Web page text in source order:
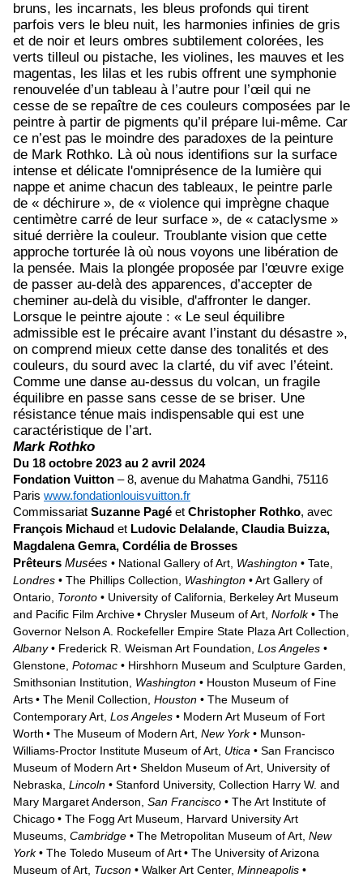
bruns, les incarnats, les bleus profonds qui tirent
parfois vers le bleu nuit, les harmonies infinies de gris
et de noir et leurs ombres subtilement colorées, les
verts tilleul ou pistache, les violines, les mauves et les
magentas, les lilas et les rubis offrent une symphonie
renouvelée d’un tableau à l’autre pour l’œil qui ne
cesse de se repaître de ces couleurs composées par le
peintre à partir de pigments qu’il prépare lui-même. Car
ce n’est pas le moindre des paradoxes de la peinture
de Mark Rothko. Là où nous identifions sur la surface
intense et délicate l'omniprésence de la lumière qui
nappe et anime chacun des tableaux, le peintre parle
de « déchirure », de « violence qui imprègne chaque
centimètre carré de leur surface », de « cataclysme »
situé derrière la couleur. Troublante vision que cette
approche torturée là où nous voyons une libération de
la pensée. Mais la plongée proposée par l'œuvre exige
de passer au-delà des apparences, d’accepter de
cheminer au-delà du visible, d'affronter le danger.
Lorsque le peintre ajoute : « Le seul équilibre
admissible est le précaire avant l’instant du désastre »,
on comprend mieux cette danse des tonalités et des
couleurs, du sourd avec la clarté, du vif avec l’éteint.
Comme une danse au-dessus du volcan, un fragile
équilibre en passe sans cesse de se briser. Une
résistance ténue mais indispensable qui est une
caractéristique de l’art.
Mark Rothko
Du 18 octobre 2023 au 2 avril 2024
Fondation Vuitton – 8, avenue du Mahatma Gandhi, 75116
Paris www.fondationlouisvuitton.fr
Commissariat Suzanne Pagé et Christopher Rothko, avec
François Michaud et Ludovic Delalande, Claudia Buizza,
Magdalena Gemra, Cordélia de Brosses
Prêteurs Musées • National Gallery of Art, Washington • Tate,
Londres • The Phillips Collection, Washington • Art Gallery of
Ontario, Toronto • University of California, Berkeley Art Museum
and Pacific Film Archive• Chrysler Museum of Art, Norfolk• The
Governor Nelson A. Rockefeller Empire State Plaza Art Collection,
Albany• Frederick R. Weisman Art Foundation, Los Angeles •
Glenstone, Potomac • Hirshhorn Museum and Sculpture Garden,
Smithsonian Institution, Washington • Houston Museum of Fine
Arts• The Menil Collection, Houston • The Museum of
Contemporary Art, Los Angeles • Modern Art Museum of Fort
Worth • The Museum of Modern Art, New York• Munson-
Williams-Proctor Institute Museum of Art, Utica • San Francisco
Museum of Modern Art• Sheldon Museum of Art, University of
Nebraska, Lincoln • Stanford University, Collection Harry W. and
Mary Margaret Anderson, San Francisco • The Art Institute of
Chicago• The Fogg Art Museum, Harvard University Art
Museums, Cambridge • The Metropolitan Museum of Art, New
York• The Toledo Museum of Art• The University of Arizona
Museum of Art, Tucson • Walker Art Center, Minneapolis •